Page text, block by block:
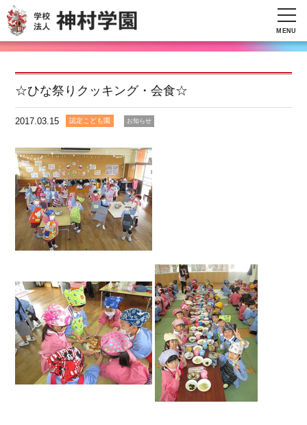
MENU
☆ひな祭りクッキング・会食☆
2017.03.15 認定こども園 お知らせ